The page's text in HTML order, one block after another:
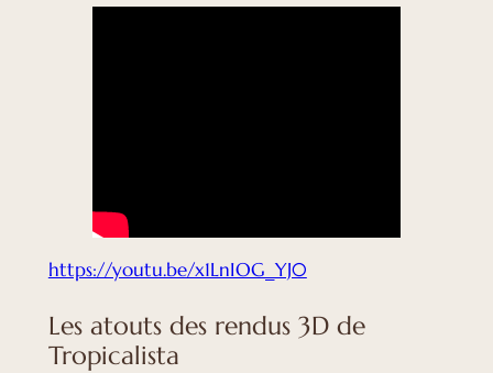
https://youtu.be/x1LnIOG_YJ0
Les atouts des rendus 3D de
Tropicalista